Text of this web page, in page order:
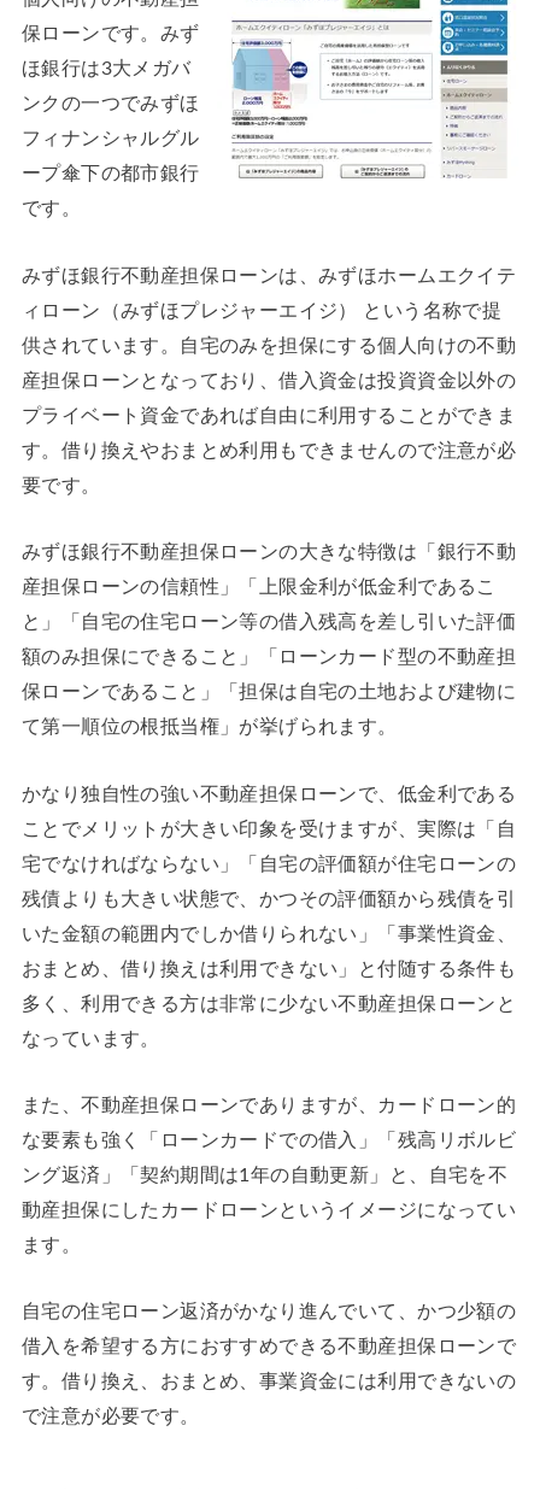
保ローンです。みず
ほ銀行は3大メガバ
ンクの一つでみずほ
フィナンシャルグル
ープ傘下の都市銀行
です。
みずほ銀行不動産担保ローンは、みずほホームエクイテ
ィローン（みずほプレジャーエイジ） という名称で提
供されています。自宅のみを担保にする個人向けの不動
産担保ローンとなっており、借入資金は投資資金以外の
プライベート資金であれば自由に利用することができま
す。借り換えやおまとめ利用もできませんので注意が必
要です。
みずほ銀行不動産担保ローンの大きな特徴は「銀行不動
産担保ローンの信頼性」「上限金利が低金利であるこ
と」「自宅の住宅ローン等の借入残高を差し引いた評価
額のみ担保にできること」「ローンカード型の不動産担
保ローンであること」「担保は自宅の土地および建物に
て第一順位の根抵当権」が挙げられます。
かなり独自性の強い不動産担保ローンで、低金利である
ことでメリットが大きい印象を受けますが、実際は「自
宅でなければならない」「自宅の評価額が住宅ローンの
残債よりも大きい状態で、かつその評価額から残債を引
いた金額の範囲内でしか借りられない」「事業性資金、
おまとめ、借り換えは利用できない」と付随する条件も
多く、利用できる方は非常に少ない不動産担保ローンと
なっています。
また、不動産担保ローンでありますが、カードローン的
な要素も強く「ローンカードでの借入」「残高リボルビ
ング返済」「契約期間は1年の自動更新」と、自宅を不
動産担保にしたカードローンというイメージになってい
ます。
自宅の住宅ローン返済がかなり進んでいて、かつ少額の
借入を希望する方におすすめできる不動産担保ローンで
す。借り換え、おまとめ、事業資金には利用できないの
で注意が必要です。